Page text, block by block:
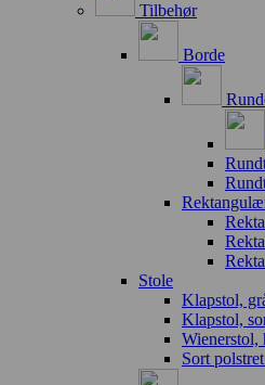
Tilbehør
Borde
Stole
Klapstol,
Klapstol,
Wienerstol,
Sort